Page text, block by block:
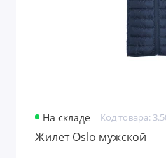
На складе Код товара:
Жилет Oslo мужской